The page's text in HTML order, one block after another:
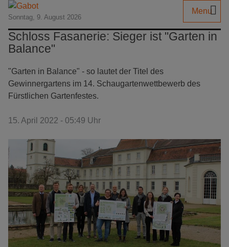
Sonntag, 9. August 2026
Menu
Schloss Fasanerie: Sieger ist "Garten in
Balance"
"Garten in Balance" - so lautet der Titel des
Gewinnergartens im 14. Schaugartenwettbewerb des
Fürstlichen Gartenfestes.
15. April 2022 - 05:49 Uhr